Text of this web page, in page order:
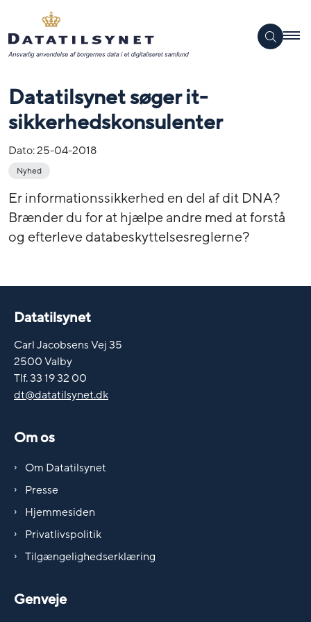
Datatilsynet søger it-
sikkerhedskonsulenter
Dato:25-04-2018
Nyhed
Er informationssikkerhed en del af dit DNA?
Brænder du for at hjælpe andre med at forstå
og efterleve databeskyttelsesreglerne?
Datatilsynet
Carl Jacobsens Vej 35
2500 Valby
Tlf. 33 19 32 00
dt@datatilsynet.dk
Om os
Om Datatilsynet
Presse
Hjemmesiden
Privatlivspolitik
Tilgængelighedserklæring
Genveje